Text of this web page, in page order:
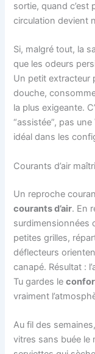
sortie, quand c’est
circulation devient
Si, malgré tout, la
que les odeurs
Un petit extracteur
douche,
la plus exigeante.
“assistée”, pas
idéal dans les
Courants d’air
Un reproche
courants d’air. En
surdimensionnées
petites grilles,
déflecteurs
canapé. Résultat :
Tu gardes le
vraiment
Au fil des
vitres sans buée le